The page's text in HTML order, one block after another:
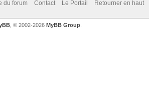
du forum Contact Le Portail
Retourner en haut
, © 2002-2026 MyBB Group